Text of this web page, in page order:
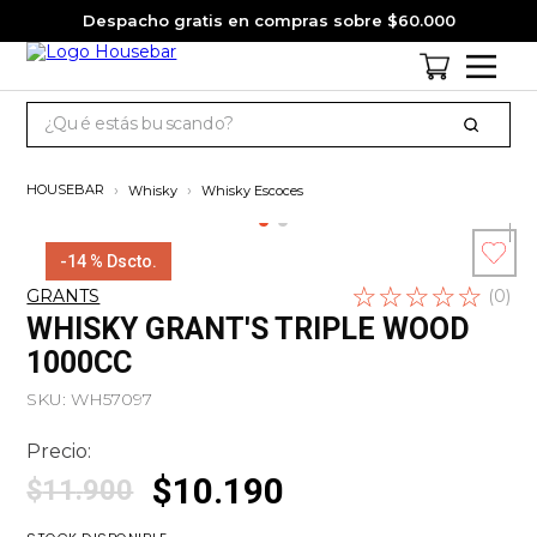
Despacho gratis en compras sobre $60.000
jack daniels
3.
jagermeister
4.
pack
5 .
miniatura
7.
whisky
8
ron
Whisky Whisky Escoces
-14 % Dscto.
GRANTS ☆☆☆☆☆ (0)
Escribe un
comentario
WHISKY GRANT'S TRIPLE WOOD
1000CC
SKU:WH57097
Precio:
$11.900 $10.190